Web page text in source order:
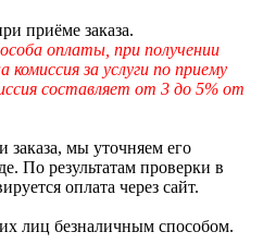
приёме заказа.
оплаты, при получении
за услуги по приему
составляет от 3 до 5% от
заказа, мы уточняем его
По результатам проверки в
оплата через сайт.
лиц безналичным способом.